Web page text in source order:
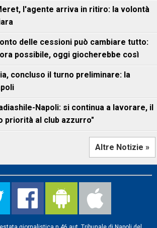
l'agente arriva in ritiro: la volontà
delle cessioni può cambiare tutto:
possibile, oggi giocherebbe così
concluso il turno preliminare: la
Napoli: si continua a lavorare, il
priorità al club azzurro"
Altre Notizie »